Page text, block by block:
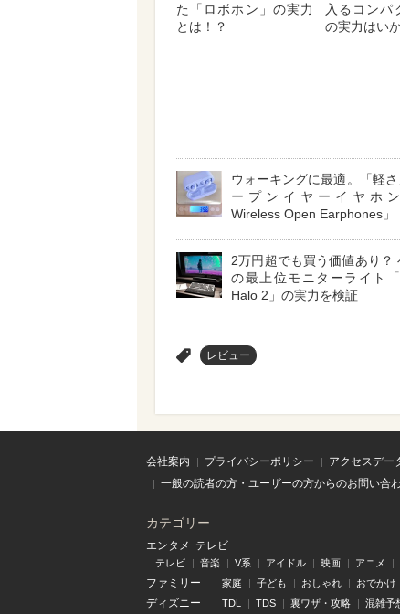
た「ロボホン」の実力
とは！？
入るコンパ
の実力はい
ウォーキングに最適。「軽
ープンイヤーイヤホン
Wireless Open Earphones」
2万円超でも買う価値あり？
の最上位モニターライト
Halo 2」の実力を検証
レビュー
会社案内 プライバシーポリシー アクセスデー
一般の読者の方・ユーザーの方からのお問い合
カテゴリー
エンタメ･テレビ
テレビ 音楽 V系 アイドル 映画 アニメ
ファミリー 家庭 子ども おしゃれ おでかけ
ディズニー TDL TDS 裏ワザ・攻略 混雑予